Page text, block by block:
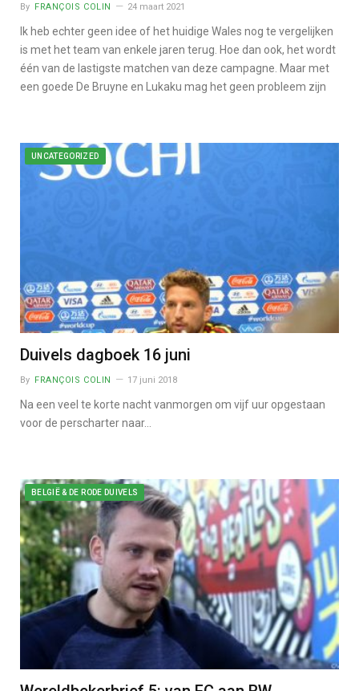
By FRANÇOIS COLIN 24 maart 2021
Ik heb echter geen idee of het huidige Wales nog te vergelijken
is met het team van enkele jaren terug. Hoe dan ook, het wordt
één van de lastigste matchen van deze campagne. Maar met
een goede De Bruyne en Lukaku mag het geen probleem zijn
UNCATEGORIZED
Duivels dagboek 16 juni
By FRANÇOIS COLIN 17 juni 2018
Na een veel te korte nacht vanmorgen om vijf uur opgestaan
voor de perscharter naar…
BELGIË & DE RODE DUIVELS